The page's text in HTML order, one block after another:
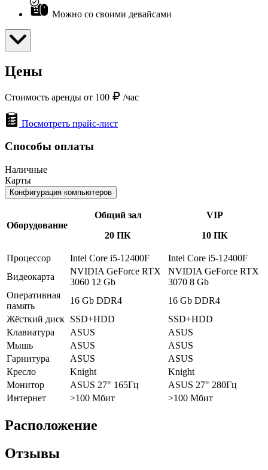
Можно со своими девайсами
Цены
Стоимость аренды от 100 /час
Посмотреть прайс-лист
Способы оплаты
Наличные
Карты
Конфигурация компьютеров
Оборудование
Общий зал
20 ПК
VIP
10 ПК
Процессор Intel Core i5-12400F
Intel Core i5-12400F
Видеокарта
NVIDIA GeForce RTX
3060 12 Gb
NVIDIA GeForce RTX
3070 8 Gb
Оперативная
память
16 Gb DDR4
16 Gb DDR4
Жёсткий диск SSD+HDD
SSD+HDD
Клавиатура
ASUS
ASUS
Мышь
ASUS
ASUS
Гарнитура
ASUS
ASUS
Кресло
Knight
Knight
Монитор
ASUS 27" 165Гц
ASUS 27" 280Гц
Интернет
>100 Мбит >100 Мбит
Расположение
Отзывы